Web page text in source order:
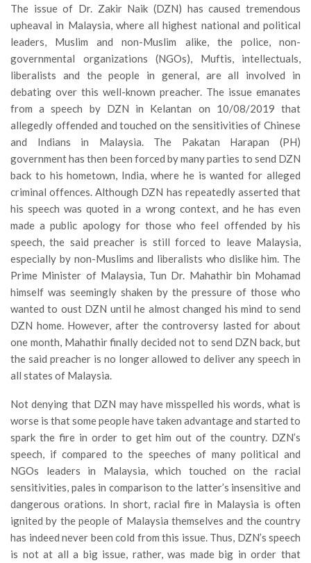
The issue of Dr. Zakir Naik (DZN) has caused tremendous
upheaval in Malaysia, where all highest national and political
leaders, Muslim and non-Muslim alike, the police, non-
governmental organizations (NGOs), Muftis, intellectuals,
liberalists and the people in general, are all involved in
debating over this well-known preacher. The issue emanates
from a speech by DZN in Kelantan on 10/08/2019 that
allegedly offended and touched on the sensitivities of Chinese
and Indians in Malaysia. The Pakatan Harapan (PH)
government has then been forced by many parties to send DZN
back to his hometown, India, where he is wanted for alleged
criminal offences. Although DZN has repeatedly asserted that
his speech was quoted in a wrong context, and he has even
made a public apology for those who feel offended by his
speech, the said preacher is still forced to leave Malaysia,
especially by non-Muslims and liberalists who dislike him. The
Prime Minister of Malaysia, Tun Dr. Mahathir bin Mohamad
himself was seemingly shaken by the pressure of those who
wanted to oust DZN until he almost changed his mind to send
DZN home. However, after the controversy lasted for about
one month, Mahathir finally decided not to send DZN back, but
the said preacher is no longer allowed to deliver any speech in
all states of Malaysia.
Not denying that DZN may have misspelled his words, what is
worse is that some people have taken advantage and started to
spark the fire in order to get him out of the country. DZN’s
speech, if compared to the speeches of many political and
NGOs leaders in Malaysia, which touched on the racial
sensitivities, pales in comparison to the latter’s insensitive and
dangerous orations. In short, racial fire in Malaysia is often
ignited by the people of Malaysia themselves and the country
has indeed never been cold from this issue. Thus, DZN’s speech
is not at all a big issue, rather, was made big in order that